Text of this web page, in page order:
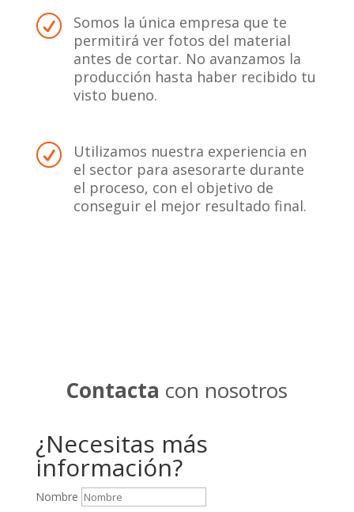
R
Somos la única empresa que te
permitirá ver fotos del material
antes de cortar. No avanzamos la
producción hasta haber recibido tu
visto bueno.
R
Utilizamos nuestra experiencia en
el sector para asesorarte durante
el proceso, con el objetivo de
conseguir el mejor resultado final.
Contacta con nosotros
¿Necesitas más
información?
Nombre